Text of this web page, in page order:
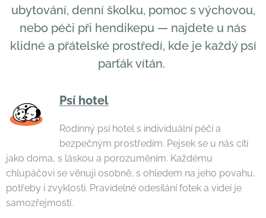
ubytování, denní školku, pomoc s výchovou,
nebo péči při hendikepu — najdete u nás
klidné a přátelské prostředí, kde je každý psí
parťák vítán.
Psí hotel
Rodinný psí hotel s individuální péčí a
bezpečným prostředím. Pejsek se u nás cítí
jako doma, s láskou a porozuměním. Každému
chlupáčovi se věnuji osobně, s ohledem na jeho povahu,
potřeby i zvyklosti. Pravidelné odesílání fotek a videí je
samozřejmostí.